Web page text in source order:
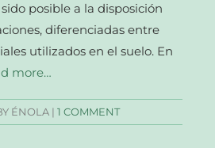
posible a la disposición
diferenciadas entre
utilizados en el suelo. En
more…
ÉNOLA |1 COMMENT